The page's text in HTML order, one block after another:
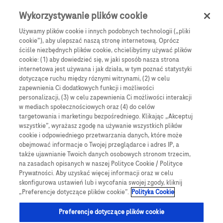
Skip navigation Menu
Ścieżka nawigacyjna
Blog
Sportowe życie z
cukrzycą
Sportowe życie z cukrzycą, jak CGM wspiera aktywnych
i może pomóc przewidzieć zmiany glikemii?
Długi spacer, siłownia czy wypad w góry – ruch to
ważna część codzienności, a przy cukrzycy ma
jeszcze większe znaczenie dla zdrowia.
Jednocześnie sportowe życie z cukrzycą wiąże się z
obawą przed nagłymi spadkami poziomu glukozy. To
Wykorzystywanie plików cookie
Używamy plików cookie i innych podobnych technologii („pliki
cookie”), aby ulepszać naszą stronę internetową. Oprócz
ściśle niezbędnych plików cookie, chcielibyśmy używać plików
cookie: (1) aby dowiedzieć się, w jaki sposób nasza strona
internetowa jest używana i jak działa, w tym poznać statystyki
dotyczące ruchu między róznymi witrynami, (2) w celu
zapewnienia Ci dodatkowych funkcji i możliwości
personalizacji, (3) w celu zapewnienia Ci możliwości interakcji
w mediach społecznościowych oraz (4) do celów
targetowania i marketingu bezpośredniego. Klikając „Akceptuj
wszystkie”, wyrażasz zgodę na używanie wszystkich plików
cookie i odpowiedniego przetwarzania danych, które może
obejmować informacje o Twojej przeglądarce i adres IP, a
także ujawnianie Twoich danych osobowych stronom trzecim,
na zasadach opisanych w naszej Polityce Cookie / Polityce
Prywatności. Aby uzyskać więcej informacji oraz w celu
skonfigurowa ustawień lub i wycofania swojej zgody, kliknij
„Preferencje dotyczące plików cookie”. Polityka Cookie
Preferencje dotyczące plików cookie